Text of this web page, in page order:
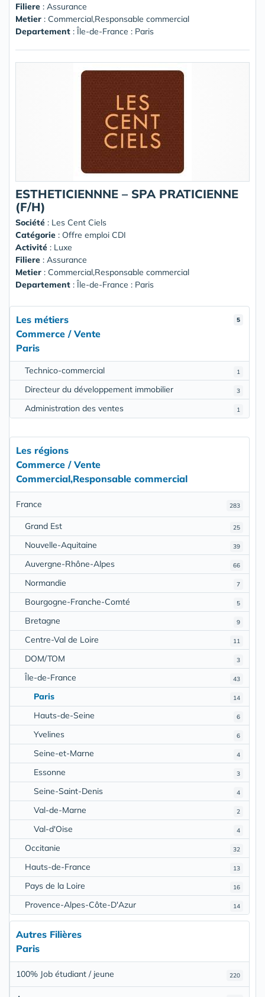
Filiere : Assurance
Metier : Commercial,Responsable commercial
Departement : Île-de-France : Paris
ESTHETICIENNNE – SPA PRATICIENNE
(F/H)
Société : Les Cent Ciels
Catégorie : Offre emploi CDI
Activité : Luxe
Filiere : Assurance
Metier : Commercial,Responsable commercial
Departement : Île-de-France : Paris
5
Les métiers
Commerce / Vente
Paris
1
Technico-commercial
3
Directeur du développement immobilier
1
Administration des ventes
Les régions
Commerce / Vente
Commercial,Responsable commercial
283
France
25
Grand Est
39
Nouvelle-Aquitaine
66
Auvergne-Rhône-Alpes
7
Normandie
5
Bourgogne-Franche-Comté
9
Bretagne
11
Centre-Val de Loire
3
DOM/TOM
43
Île-de-France
14
Paris
6
Hauts-de-Seine
6
Yvelines
4
Seine-et-Marne
3
Essonne
4
Seine-Saint-Denis
2
Val-de-Marne
4
Val-d'Oise
32
Occitanie
13
Hauts-de-France
16
Pays de la Loire
14
Provence-Alpes-Côte-D'Azur
Autres Filières
Paris
220
100% Job étudiant / jeune